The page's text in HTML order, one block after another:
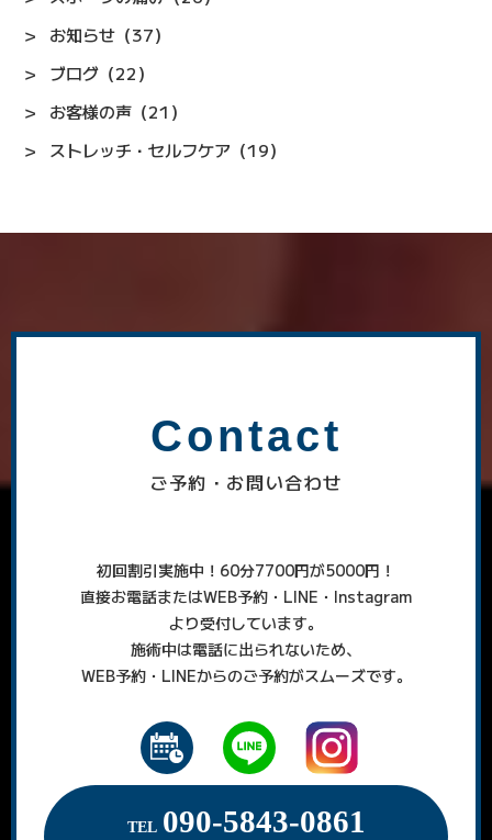
お知らせ（37）
ブログ（22）
お客様の声（21）
ストレッチ・セルフケア（19）
Contact
ご予約・お問い合わせ
初回割引実施中！60分7700円が5000円！
直接お電話またはWEB予約・LINE・Instagram
より受付しています。
施術中は電話に出られないため、
WEB予約・LINEからのご予約がスムーズです。
TEL 090-5843-0861